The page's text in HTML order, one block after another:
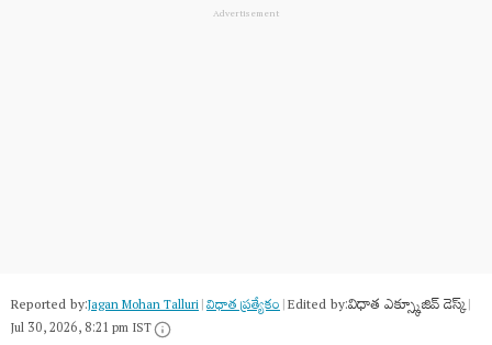
Reported by:Jagan Mohan Talluri|విధాత ప్రత్యేకం|Edited by:విధాత ఎక్స్క్లూజివ్ డెస్క్|
Jul 30, 2026, 8:21 pm IST